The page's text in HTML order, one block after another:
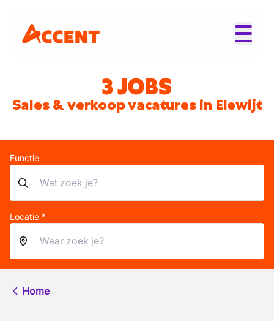
3 JOBS
Sales & verkoop vacatures in Elewijt
Functie
Locatie *
Home